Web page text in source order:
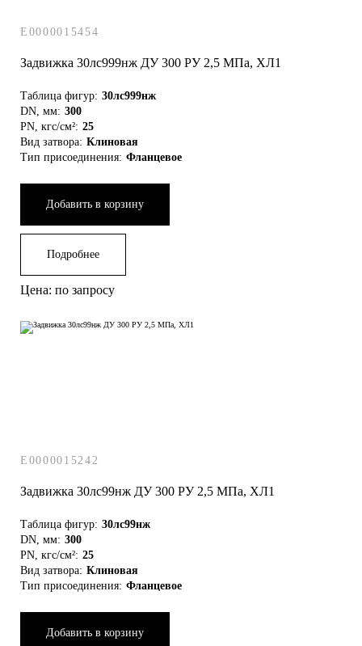
E0000015454
Задвижка 30лс999нж ДУ 300 РУ 2,5 МПа, ХЛ1
Таблица фигур: 30лс999нж
DN, мм: 300
PN, кгс/см²: 25
Вид затвора: Клиновая
Тип присоединения: Фланцевое
Добавить в корзину
Подробнее
Цена: по запросу
E0000015242
Задвижка 30лс99нж ДУ 300 РУ 2,5 МПа, ХЛ1
Таблица фигур: 30лс99нж
DN, мм: 300
PN, кгс/см²: 25
Вид затвора: Клиновая
Тип присоединения: Фланцевое
Добавить в корзину